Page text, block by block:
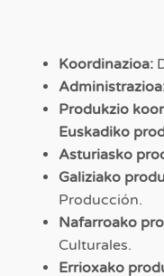
Koordinazioa:
Produkzio
Euskadiko
Asturiasko
Galiziako
Producción.
Nafarroako
Culturales.
Errioxako